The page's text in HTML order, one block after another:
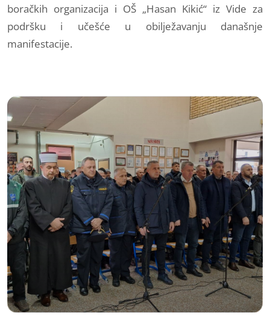
boračkih organizacija i OŠ „Hasan Kikić“ iz Vide za
podršku i učešće u obilježavanju današnje
manifestacije.